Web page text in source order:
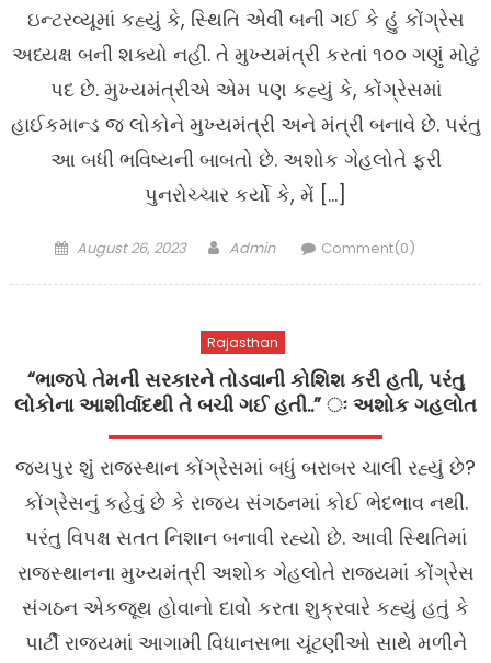
ઇન્ટરવ્યૂમાં કહ્યું કે, સ્થિતિ એવી બની ગઈ કે હું કોંગ્રેસ
અધ્યક્ષ બની શક્યો નહીં. તે મુખ્યમંત્રી કરતાં ૧૦૦ ગણું મોટું
પદ છે. મુખ્યમંત્રીએ એમ પણ કહ્યું કે, કોંગ્રેસમાં
હાઈકમાન્ડ જ લોકોને મુખ્યમંત્રી અને મંત્રી બનાવે છે. પરંતુ
આ બધી ભવિષ્યની બાબતો છે. અશોક ગેહલોતે ફરી
પુનરોચ્ચાર કર્યો કે, મેં […]
Posted
August 26, 2023 Author
Admin Comment(0)
Rajasthan
“ભાજપે તેમની સરકારને તોડવાની કોશિશ કરી હતી, પરંતુ
લોકોના આશીર્વાદથી તે બચી ગઈ હતી..” ઃ અશોક ગહલોત
જયપુર શુંં રાજસ્થાન કોંગ્રેસમાં બધું બરાબર ચાલી રહ્યું છે?
કોંગ્રેસનું કહેવું છે કે રાજ્ય સંગઠનમાં કોઈ ભેદભાવ નથી.
પરંતુ વિપક્ષ સતત નિશાન બનાવી રહ્યો છે. આવી સ્થિતિમાં
રાજસ્થાનના મુખ્યમંત્રી અશોક ગેહલોતે રાજ્યમાં કોંગ્રેસ
સંગઠન એકજૂથ હોવાનો દાવો કરતા શુક્રવારે કહ્યું હતું કે
પાર્ટી રાજ્યમાં આગામી વિધાનસભા ચૂંટણીઓ સાથે મળીને